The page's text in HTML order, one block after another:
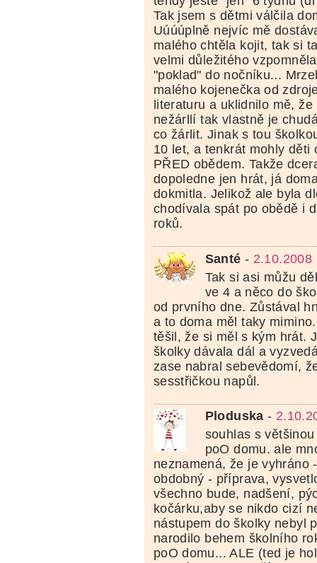
Tak jsem s dětmi válčila
Uúúúplně nejvíc mě
malého chtěla kojit, tak si
velmi důležitého
"poklad" do nočníku...
malého kojenečka od
literaturu a uklidnilo mě,
nežárllí tak vlastně je
co žárlit. Jinak s tou
10 let, a tenkrát mohly děti
PŘED obědem. Takže
dopoledne jen hrát, já
dokmitla. Jelikož ale byla
chodívala spát po obědě i
roků.
Santé - 2.10.2008
Tak si asi můžu
ve 4 a něco do
od prvního dne. Zůstával
a to doma měl taky
těšil, že si měl s kým hrát.
školky dávala dál a
zase nabral sebevědomí,
sesstřičkou napůl.
Ploduska -
souhlas s
poO domu. ale
neznamená, že je vyhráno
obdobný - příprava,
všechno bude, nadšení,
kočárku,aby se nikdo cizí
nástupem do školky nebyl
narodilo behem školního
poO domu... ALE (ted je